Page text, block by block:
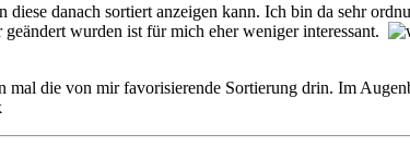
danach sortiert anzeigen kann. Ich bin da sehr
wurden ist für mich eher weniger interessant.
mal die von mir favorisierende Sortierung drin. Im